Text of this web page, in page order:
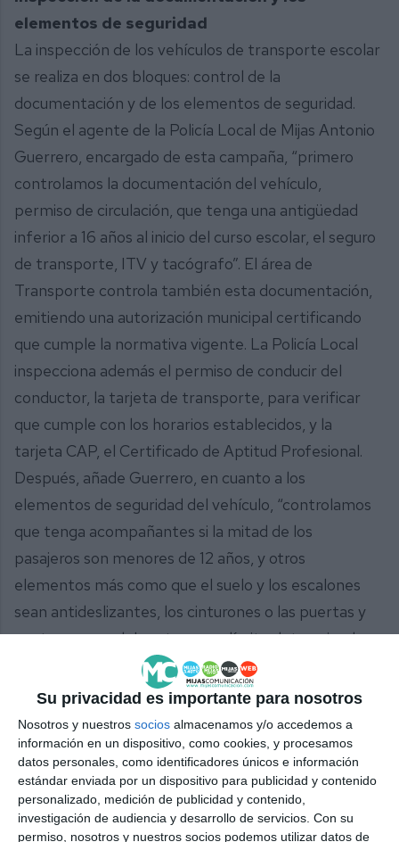
Su privacidad es importante para nosotros
Nosotros y nuestros socios almacenamos y/o accedemos a
información en un dispositivo, como cookies, y procesamos
datos personales, como identificadores únicos e información
estándar enviada por un dispositivo para publicidad y contenido
personalizado, medición de publicidad y contenido,
investigación de audiencia y desarrollo de servicios. Con su
permiso, nosotros y nuestros socios podemos utilizar datos de
elementos de seguridad
La inspección de los vehículos de transporte escolar
se realiza en dos bloques: control de la
documentación y de los elementos de seguridad.
Según el agente de la Policía Local de Mijas Antonio
Guerrero, encargado de esta campaña, “primero
controlamos la documentación del vehículo,
permiso de circulación, que tenga una antigüedad
inferior a 16 años al inicio del curso escolar, el seguro
de transporte, ITV y tacógrafo”. El área de
Transporte controla también esta documentación,
emitiendo una autorización municipal certificando
que cumple la normativa vigente. La Policía Local
inspecciona además el permiso de conducir del
conductor, la tarjeta de transporte, para verificar
que cumple con los horarios establecidos, y la
tarjeta CAP, el Certificado de Aptitud Profesional.
Después, añade Guerrero, en cuanto a los
elementos de seguridad del vehículo, “controlamos
que tenga acompañantes si la mitad de los
pasajeros son menores de 12 años, y otros
elementos más como que el suelo y los escalones
sean antideslizantes, los cinturones o las puertas y
ventanas, que deben tener un límite determinado
Caminos seguros
Desde la concejalía anuncian que, además de seguir
incidiendo en este tipo de transporte escolar, en los
próximos cursos van a crear caminos seguros para
que los niños puedan ir a pie o en bicicleta de